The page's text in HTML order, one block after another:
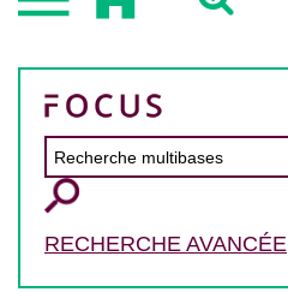
RECHERCHE AVANCÉE